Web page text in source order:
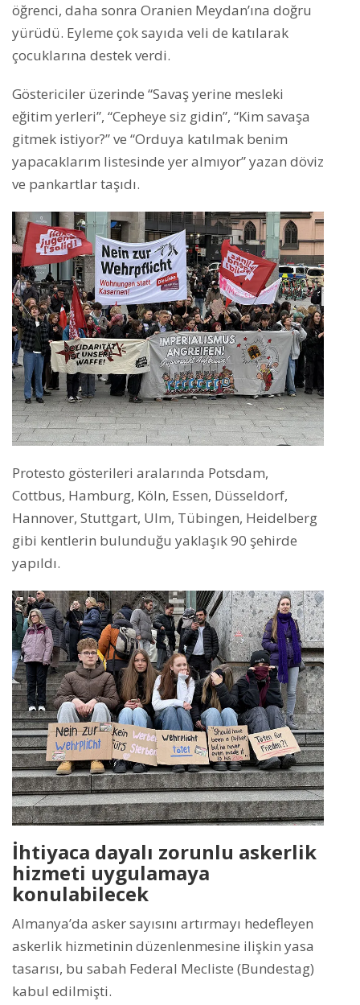
öğrenci, daha sonra Oranien Meydan’ına doğru
yürüdü. Eyleme çok sayıda veli de katılarak
çocuklarına destek verdi.
Göstericiler üzerinde “Savaş yerine mesleki
eğitim yerleri”, “Cepheye siz gidin”, “Kim savaşa
gitmek istiyor?” ve “Orduya katılmak benim
yapacaklarım listesinde yer almıyor” yazan döviz
ve pankartlar taşıdı.
Protesto gösterileri aralarında Potsdam,
Cottbus, Hamburg, Köln, Essen, Düsseldorf,
Hannover, Stuttgart, Ulm, Tübingen, Heidelberg
gibi kentlerin bulunduğu yaklaşık 90 şehirde
yapıldı.
İhtiyaca dayalı zorunlu askerlik
hizmeti uygulamaya
konulabilecek
Almanya’da asker sayısını artırmayı hedefleyen
askerlik hizmetinin düzenlenmesine ilişkin yasa
tasarısı, bu sabah Federal Mecliste (Bundestag)
kabul edilmişti.